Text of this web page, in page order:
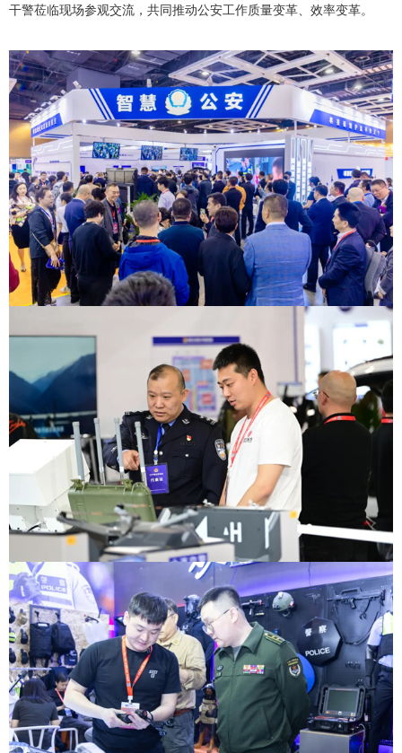
干警莅临现场参观交流，共同推动公安工作质量变革、效率变革。